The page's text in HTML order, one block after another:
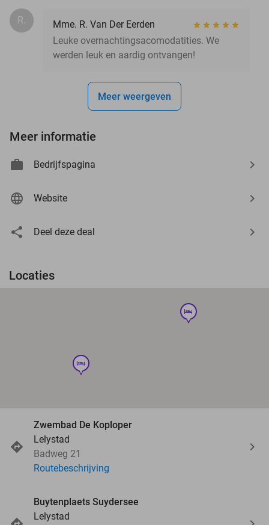
R.
Mme. R. Van Der Eerden
Leuke overnachtingsacomodatities. We
werden leuk en aardig ontvangen!
Meer weergeven
Meer informatie
Bedrijfspagina
Website
Deel deze deal
Locaties
hotel
hotel
Zwembad De Koploper
Lelystad
Badweg 21
Routebeschrijving
Buytenplaets Suydersee
Lelystad